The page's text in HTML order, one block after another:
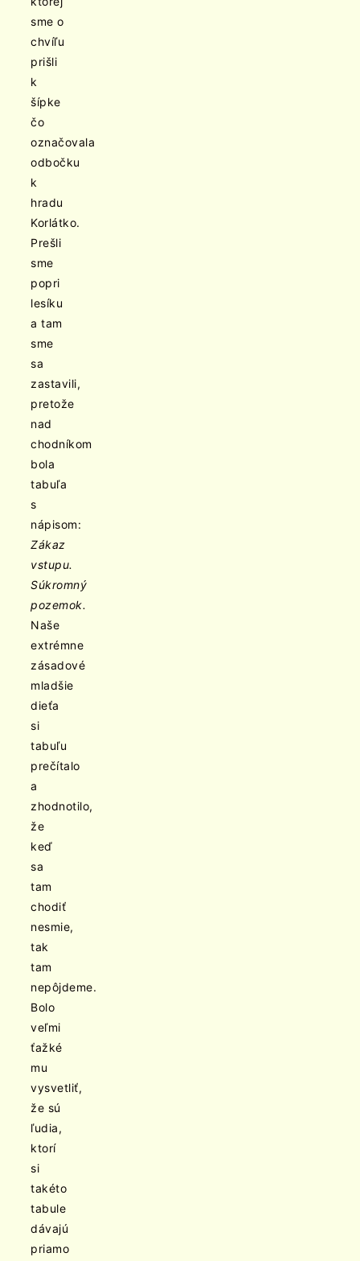
sme o
chvíľu
prišli
k
šípke
čo
označovala
odbočku
k
hradu
Korlátko.
Prešli
sme
popri
lesíku
a tam
sme
sa
zastavili,
pretože
nad
chodníkom
bola
tabuľa
s
nápisom:
Zákaz
vstupu.
Súkromný
pozemok.
Naše
extrémne
zásadové
mladšie
dieťa
si
tabuľu
prečítalo
a
zhodnotilo,
že
keď
sa
tam
chodiť
nesmie,
tak
tam
nepôjdeme.
Bolo
veľmi
ťažké
mu
vysvetliť,
že sú
ľudia,
ktorí
si
takéto
tabule
dávajú
priamo